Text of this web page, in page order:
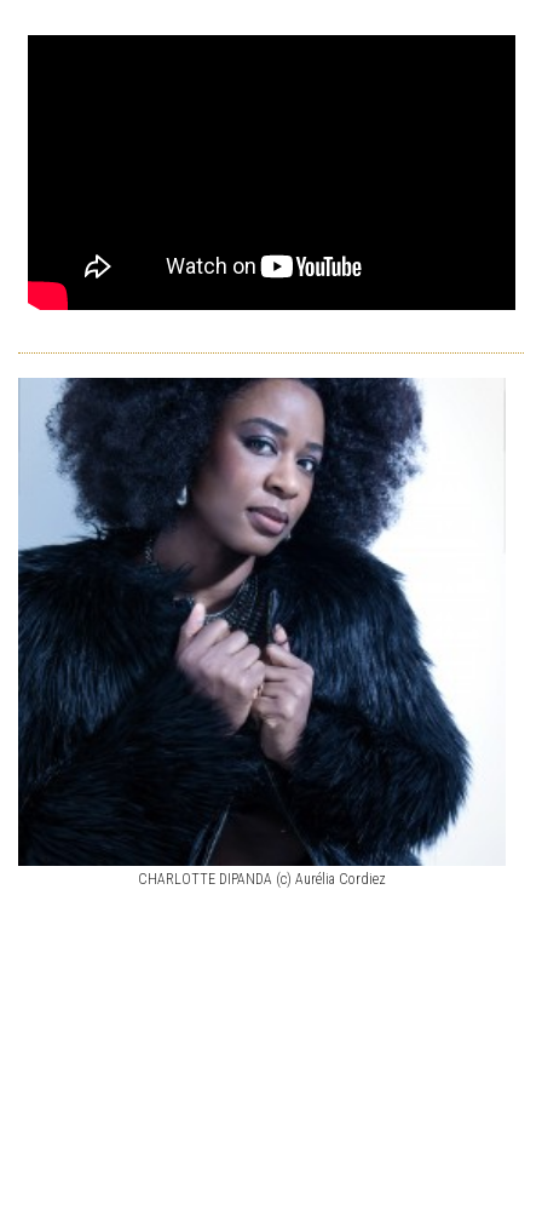
CHARLOTTE DIPANDA (c) Aurélia Cordiez